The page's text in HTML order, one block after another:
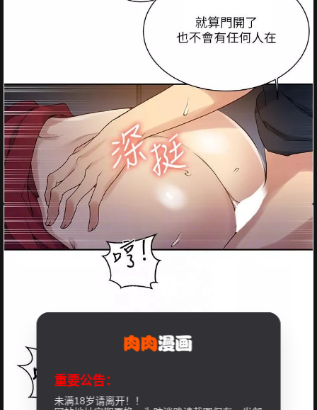
重要公告：
未满18岁请离开！！